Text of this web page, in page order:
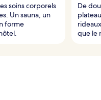
soins corporels
Un sauna, un
forme
De
que le